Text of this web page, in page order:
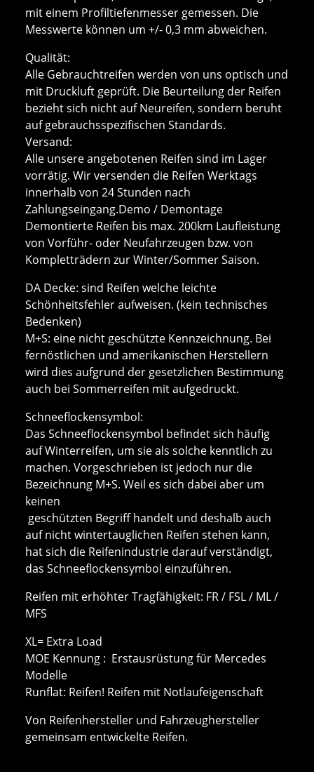
mit einem Profiltiefenmesser gemessen. Die
Messwerte können um +/- 0,3 mm abweichen.
Qualität:
Alle Gebrauchtreifen werden von uns optisch und
mit Druckluft geprüft. Die Beurteilung der Reifen
bezieht sich nicht auf Neureifen, sondern beruht
auf gebrauchsspezifischen Standards.
Versand:
Alle unsere angebotenen Reifen sind im Lager
vorrätig. Wir versenden die Reifen Werktags
innerhalb von 24 Stunden nach
Zahlungseingang.Demo / Demontage
Demontierte Reifen bis max. 200km Laufleistung
von Vorführ- oder Neufahrzeugen bzw. von
Kompletträdern zur Winter/Sommer Saison.
DA Decke: sind Reifen welche leichte
Schönheitsfehler aufweisen. (kein technisches
Bedenken)
M+S: eine nicht geschützte Kennzeichnung. Bei
fernöstlichen und amerikanischen Herstellern
wird dies aufgrund der gesetzlichen Bestimmung
auch bei Sommerreifen mit aufgedruckt.
Schneeflockensymbol:
Das Schneeflockensymbol befindet sich häufig
auf Winterreifen, um sie als solche kenntlich zu
machen. Vorgeschrieben ist jedoch nur die
Bezeichnung M+S. Weil es sich dabei aber um
keinen
geschützten Begriff handelt und deshalb auch
auf nicht wintertauglichen Reifen stehen kann,
hat sich die Reifenindustrie darauf verständigt,
das Schneeflockensymbol einzuführen.
Reifen mit erhöhter Tragfähigkeit: FR / FSL / ML /
MFS
XL= Extra Load
MOE Kennung : Erstausrüstung für Mercedes
Modelle
Runflat: Reifen! Reifen mit Notlaufeigenschaft
Von Reifenhersteller und Fahrzeughersteller
gemeinsam entwickelte Reifen.